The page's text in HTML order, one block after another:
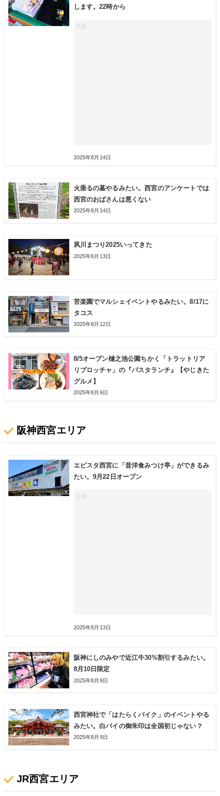
します。22時から
2025年8月14日
火垂るの墓やるみたい。西宮のアンケートでは
西宮のおばさんは悪くない
2025年8月14日
夙川まつり2025いってきた
2025年8月13日
苦楽園でマルシェイベントやるみたい。8/17に
タコス
2025年8月12日
8/5オープン樋之池公園ちかく「トラットリア
リブロッチャ」の『パスタランチ』【やじきた
グルメ】
2025年8月9日
阪神西宮エリア
エビスタ西宮に「昔洋食みつけ亭」ができるみ
たい。9月22日オープン
2025年8月13日
阪神にしのみやで近江牛30%割引するみたい。
8月10日限定
2025年8月9日
西宮神社で「はたらくバイク」のイベントやる
みたい。白バイの御朱印は全国初じゃない？
2025年8月9日
JR西宮エリア